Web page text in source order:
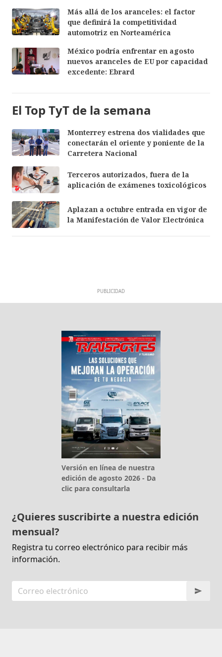
Más allá de los aranceles: el factor
que definirá la competitividad
automotriz en Norteamérica
México podría enfrentar en agosto
nuevos aranceles de EU por capacidad
excedente: Ebrard
El Top TyT de la semana
Monterrey estrena dos vialidades que
conectarán el oriente y poniente de la
Carretera Nacional
Terceros autorizados, fuera de la
aplicación de exámenes toxicológicos
Aplazan a octubre entrada en vigor de
la Manifestación de Valor Electrónica
PUBLICIDAD
Versión en línea de nuestra
edición de agosto 2026 - Da
clic para consultarla
¿Quieres suscribirte a nuestra edición
mensual?
Registra tu correo electrónico para recibir más
información.